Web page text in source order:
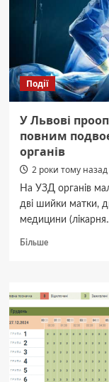
купити
тканину
Події
У Львові
повним
органів
2 роки тому назад
На УЗД органів
дві шийки матки,
медицини
БільшеДокладніше
прооперували
13-
річну
дівчину
повним